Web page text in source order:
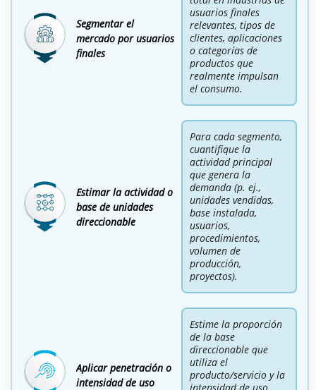
Segmentar el
mercado por usuarios
finales
usuarios finales
relevantes, tipos de
clientes, aplicaciones
o categorías de
productos que
realmente impulsan
el consumo.
Estimar la actividad o
base de unidades
direccionable
Para cada segmento,
cuantifique la
actividad principal
que genera la
demanda (p. ej.,
unidades vendidas,
base instalada,
usuarios,
procedimientos,
volumen de
producción,
proyectos).
Aplicar penetración o
intensidad de uso
Estime la proporción
de la base
direccionable que
utiliza el
producto/servicio y la